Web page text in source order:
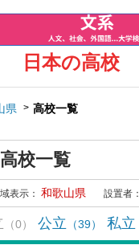
日本の高校
県 高校一覧
校一覧
表示： 和歌山県 設置者：
（0） 公立 （39） 私立